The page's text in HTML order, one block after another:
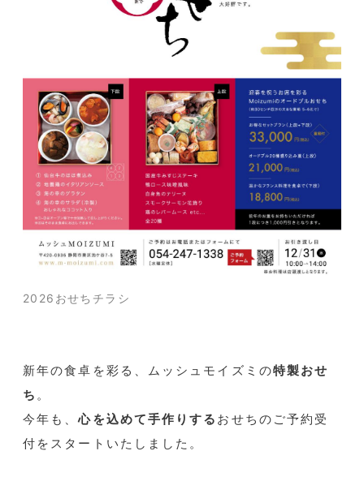
2026おせちチラシ
新年の食卓を彩る、ムッシュモイズミの特製おせ
ち 。
今年も、心を込めて手作りする おせちのご予約受
付をスタートいたしました。